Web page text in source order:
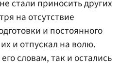
стали приносить других
на отсутствие
и постоянного
и отпускал на волю.
словам, так и остались